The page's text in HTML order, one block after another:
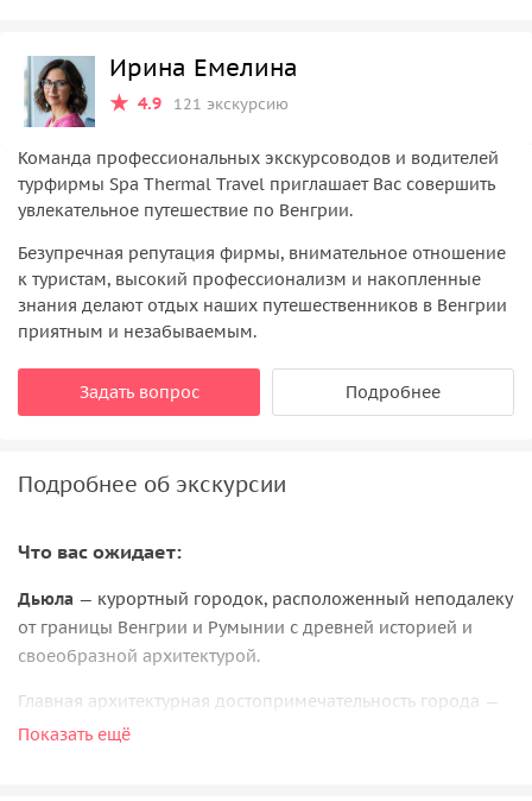
Ирина Емелина
4.9 121 экскурсию
Команда профессиональных экскурсоводов и водителей
турфирмы Spa Thermal Travel приглашает Вас совершить
увлекательное путешествие по Венгрии.
Безупречная репутация фирмы, внимательное отношение
к туристам, высокий профессионализм и накопленные
знания делают отдых наших путешественников в Венгрии
приятным и незабываемым.
Задать вопрос Подробнее
Подробнее об экскурсии
Что вас ожидает:
Дьюла — курортный городок, расположенный неподалеку
от границы Венгрии и Румынии с древней историей и
своеобразной архитектурой.
Главная архитектурная достопримечательность города —
крепость , возраст которой превышает шесть веков.
Показать ещё